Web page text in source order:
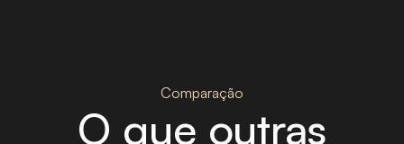
Comparação
O que outras